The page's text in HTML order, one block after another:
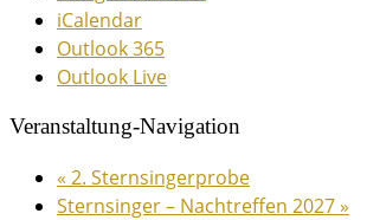
iCalendar
Outlook 365
Outlook Live
Veranstaltung-Navigation
« 2. Sternsingerprobe
Sternsinger – Nachtreffen 2027»